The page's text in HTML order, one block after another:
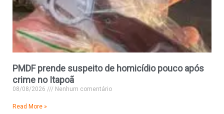
PMDF prende suspeito de homicídio pouco após
crime no Itapoã
08/08/2026 Nenhum comentário
Read More »